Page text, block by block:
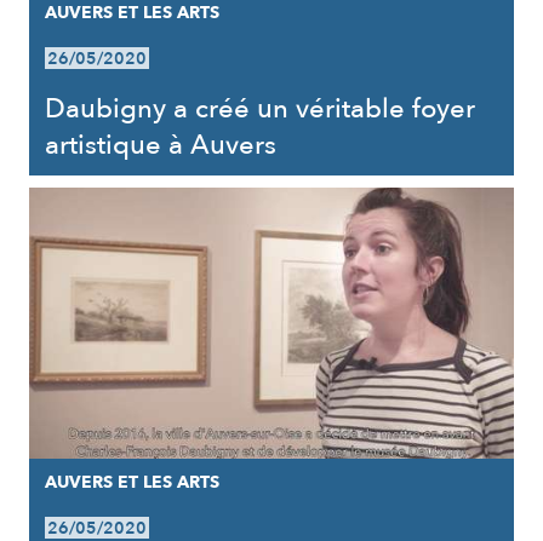
AUVERS ET LES ARTS
26/05/2020
Daubigny a créé un véritable foyer
artistique à Auvers
AUVERS ET LES ARTS
26/05/2020